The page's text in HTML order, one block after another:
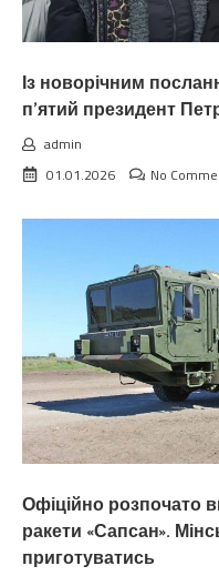
Із новорічним
п’ятий президент
admin
01.01.2026
No
Офіційно розпочато
ракети «Сапсан».
приготуватись